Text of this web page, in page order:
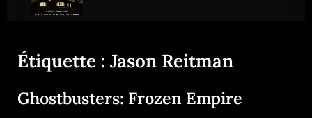
Étiquette : Jason Reitman
Ghostbusters: Frozen Empire